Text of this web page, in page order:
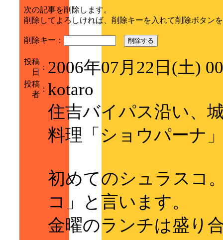
次の記事を削除します。
削除してよろしければ、削除キーを入れて削除ボタン
削除キー： 削除する
投稿
日
： 2006年07月22日(土)
投稿
者
： kotaro
住吉バイパス沿い、
料理「ショウパーナ
初めてのシュラスコ
コ」と言います。
金曜のランチは盛り